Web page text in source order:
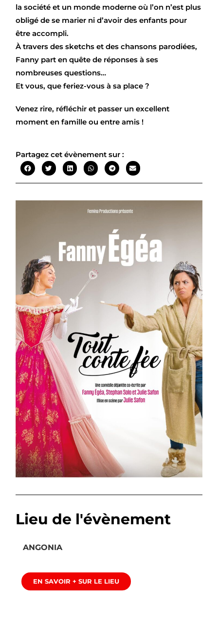
la société et un monde moderne où l’on n’est plus
obligé de se marier ni d’avoir des enfants pour
être accompli.
À traversdes sketchs et des chansons parodiées,
Fanny part en quête de réponses à ses
nombreuses questions…
Et vous, que feriez-vous à sa place ?
Venez rire, réfléchir et passer un excellent
moment en famille ou entre amis !
Partagez cet évènement sur :
Lieu de l'évènement
ANGONIA
EN SAVOIR + SUR LE LIEU